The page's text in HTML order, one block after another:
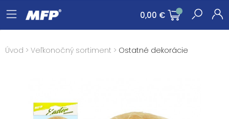
0,00 €
Úvod > Veľkonočný sortiment > Ostatné dekorácie